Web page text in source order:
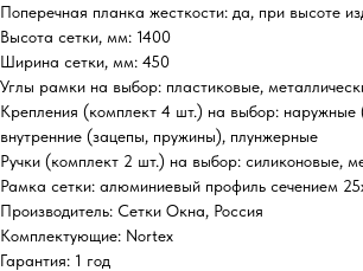
Поперечная планка жесткости: да, при высоте
Высота сетки, мм: 1400
Ширина сетки, мм: 450
Углы рамки на выбор: пластиковые,
Крепления (комплект 4 шт.) на выбор: наружные
внутренние (зацепы, пружины), плунжерные
Ручки (комплект 2 шт.) на выбор: силиконовые,
Рамка сетки: алюминиевый профиль сечением
Производитель: Сетки Окна, Россия
Комплектующие: Nortex
Гарантия: 1 год